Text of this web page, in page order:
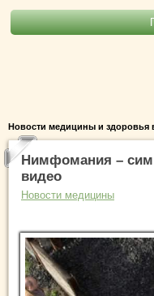
Новости медицины и здоровья
Нимфомания –
видео
Новости медицины